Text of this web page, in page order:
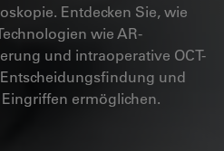
Entdecken Sie, wie
wie AR-
und intraoperative OCT-
und
ermöglichen.